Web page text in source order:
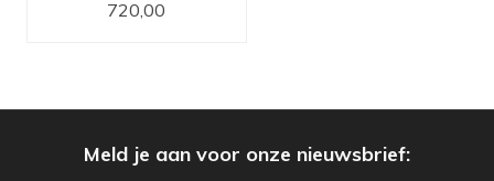
720,00
Meld je aan voor onze nieuwsbrief: